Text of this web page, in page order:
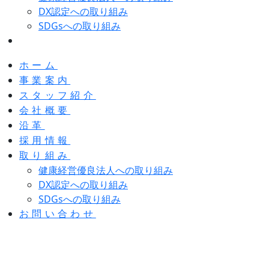
DX認定への取り組み
SDGsへの取り組み
ホーム
事業案内
スタッフ紹介
会社概要
沿革
採用情報
取り組み
健康経営優良法人への取り組み
DX認定への取り組み
SDGsへの取り組み
お問い合わせ